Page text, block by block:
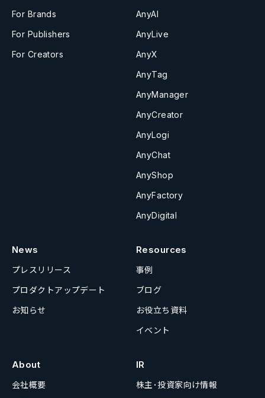
For Brands
For Publishers
For Creators
AnyAI
AnyLive
AnyX
AnyTag
AnyManager
AnyCreator
AnyLogi
AnyChat
AnyShop
AnyFactory
AnyDigital
News
プレスリリース
プロダクトアップデート
お知らせ
Resources
事例
ブログ
お役立ち資料
イベント
About
会社概要
IR
株主･投資家向け情報